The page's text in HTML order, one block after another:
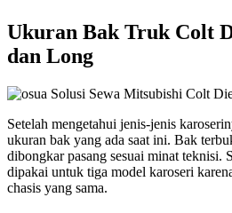
Ukuran Bak Truk Colt
dan Long
Setelah mengetahui jenis-jenis
ukuran bak yang ada saat ini. Bak
dibongkar pasang sesuai minat teknisi.
dipakai untuk tiga model karoseri
chasis yang sama.